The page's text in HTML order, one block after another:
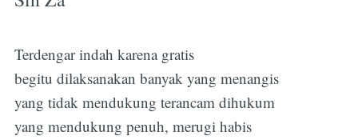
Terdengar indah karena gratis
begitu dilaksanakan banyak yang menangis
yang tidak mendukung terancam dihukum
yang mendukung penuh, merugi habis